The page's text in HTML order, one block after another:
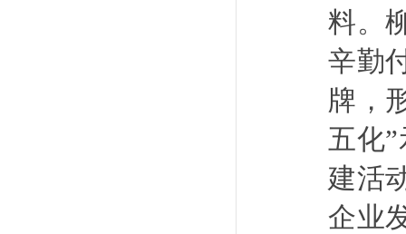
料。
辛勤
牌，
五化
建活
企业